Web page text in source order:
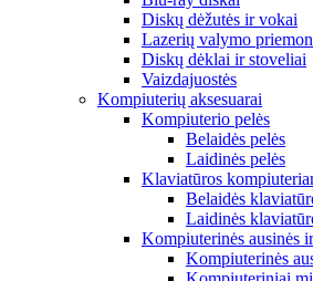
Diskų dėžutės ir vokai
Lazerių valymo
Diskų dėklai ir stoveliai
Vaizdajuostės
Kompiuterių aksesuarai
Kompiuterio pelės
Belaidės pelės
Laidinės pelės
Klaviatūros
Belaidės
Laidinės
Kompiuterinės ausinės
Kompiuterinės